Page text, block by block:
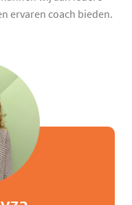
ervaren coach bieden.